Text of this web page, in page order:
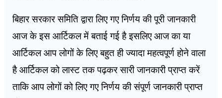
बिहार सरकार समिति द्वारा लिए गए निर्णय की पूरी जानकारी
आज के इस आर्टिकल में बताई गई है इसलिए आज का या
आर्टिकल आप लोगों के लिए बहुत ही ज्यादा महत्वपूर्ण होने वाला
है आर्टिकल को लास्ट तक पढ़कर सारी जानकारी प्राप्त करें
ताकि आप लोगों को लिए गए निर्णय की संपूर्ण जानकारी प्राप्त